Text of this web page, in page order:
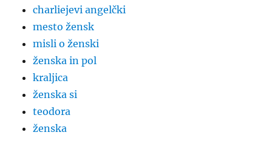
charliejevi angelčki
mesto žensk
misli o ženski
ženska in pol
kraljica
ženska si
teodora
ženska